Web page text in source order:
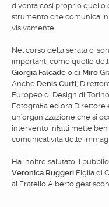
diventa cosí proprio quello
strumento che comunica
visivamente.
Nel corso della serata ci
importanti come quello
Giorgia Falcade o di Miro
Anche Denis Curti ,
Europeo di Design di
Fotografia ed ora Direttore
un'organizzazione che si
intervento infatti mette
comunicativitá delle
Ha inoltre salutato il
Veronica Ruggeri Figlia di
al Fratello Alberto